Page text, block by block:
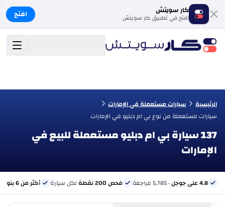
كار سويتش
افتح في تطبيق كار سويتش افتح
الرئيسية
سيارات مستعملة في الإمارات
سيارات مستعملة من نوع بي ام دبليو في الإمارات
137 سيارة بي ام دبليو مستعملة للبيع في
الإمارات
4.8 على جوجل · 5,785 مراجعة فحص 200 نقطة لكل سيارة أكثر من 6 بنوك